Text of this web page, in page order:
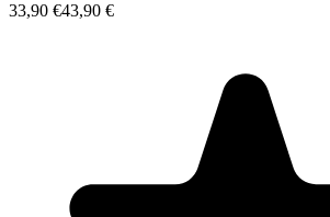
33,90 €43,90 €